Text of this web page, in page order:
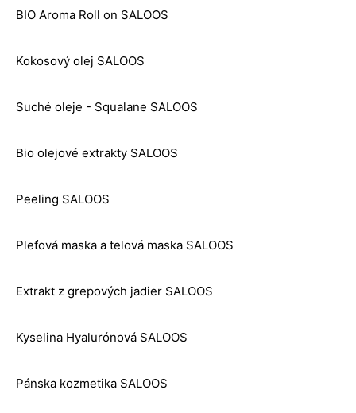
BIO Aroma Roll on SALOOS
Kokosový olej SALOOS
Suché oleje - Squalane SALOOS
Bio olejové extrakty SALOOS
Peeling SALOOS
Pleťová maska a telová maska SALOOS
Extrakt z grepových jadier SALOOS
Kyselina Hyalurónová SALOOS
Pánska kozmetika SALOOS